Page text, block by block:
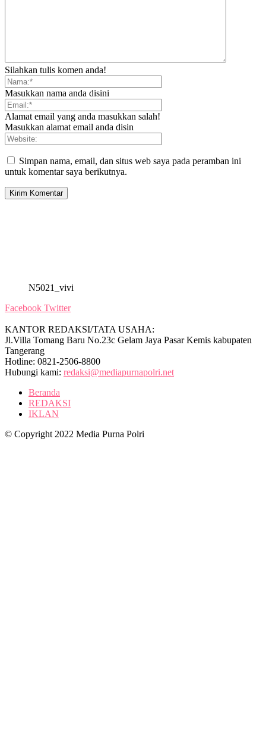
Silahkan tulis komen anda!
Masukkan nama anda disini
Alamat email yang anda masukkan salah!
Masukkan alamat email anda disin
Simpan nama, email, dan situs web saya pada peramban ini
untuk komentar saya berikutnya.
N5021_vivi
Facebook Twitter
KANTOR REDAKSI/TATA USAHA:
Jl.Villa Tomang Baru No.23c Gelam Jaya Pasar Kemis kabupaten
Tangerang
Hotline: 0821-2506-8800
Hubungi kami: redaksi@mediapurnapolri.net
Beranda
REDAKSI
IKLAN
© Copyright 2022 Media Purna Polri